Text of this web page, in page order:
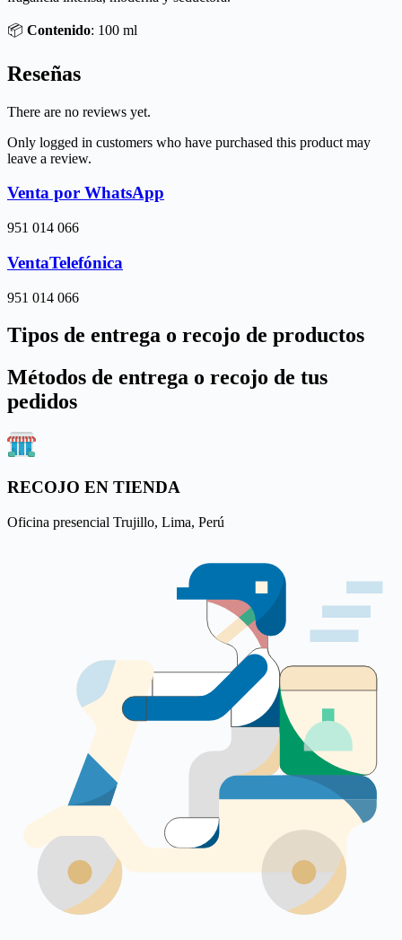
📦 Contenido: 100 ml
Reseñas
There are no reviews yet.
Only logged in customers who have purchased this product may
leave a review.
Venta por WhatsApp
951 014 066
VentaTelefónica
951 014 066
Tipos de entrega o recojo de productos
Métodos de entrega o recojo de tus
pedidos
RECOJO EN TIENDA
Oficina presencial Trujillo, Lima, Perú